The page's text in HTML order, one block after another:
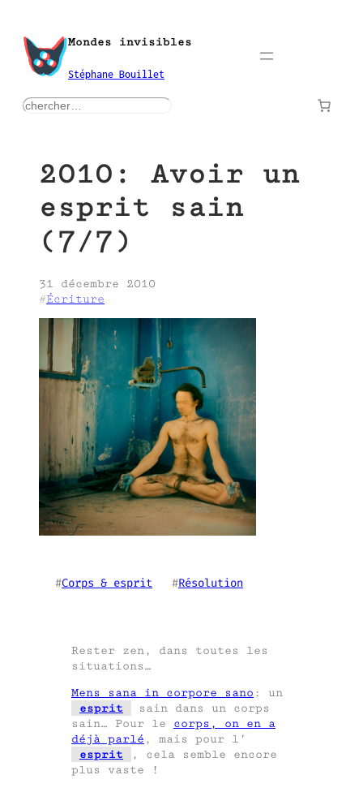
contenu
Mondes invisibles
Stéphane Bouillet
rechercher
2010: Avoir un
esprit sain
(7/7)
31 décembre 2010
#Écriture
#Corps & esprit
   #
Résolution
Rester zen, dans toutes les
situations…
Mens sana in corpore sano : un
esprit
sain dans un corps
sain… Pour le corps, on en a
déjà parlé , mais pour l’
esprit
, cela semble encore
plus vaste !